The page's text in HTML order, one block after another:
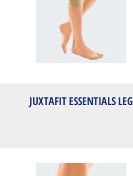
JUXTAFIT ESSENTIALS LEG